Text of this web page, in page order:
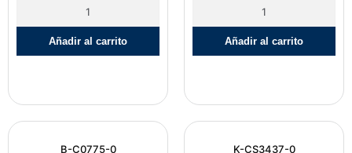
Añadir al carrito Añadir al carrito
B-C0775-0 K-CS3437-0